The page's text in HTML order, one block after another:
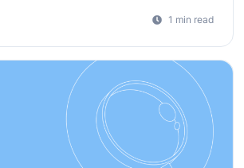
1 min read